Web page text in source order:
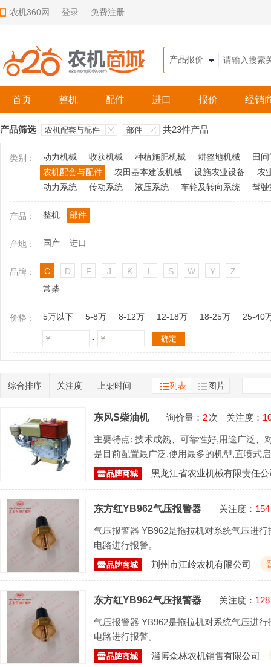
农机360网 登录 免费注册
首页 整机 配件 进口 报价 经销
产品筛选 农机配套与配件 部件 共23件产品
类别： 动力机械 收获机械 种植施肥机械 耕整地机械
田
农机配套与配件
农田基本建设机械 设施农业设备
农
动力系统
传动系统 液压系统 车轮及转向系统 驾驶
产品： 整机 部件
产地： 国产 进口
品牌： C D F J K L S W Y
Z
常柴
价格： 5万以下 5-8万 8-12万 12-18万 18-25万 25-40
-
综合排序 关注度 上架时间 列表 图片
东风S柴油机 询价量： 2次 关注度：
主要特点: 技术成熟、可靠性好,用途广泛、
是目前配置最广泛,使用最多的机型,直喷式
择. 主要用途: 小型拖黑龙江省农业机械有限责任公
东方红YB962气压报警器 关注度： 154
气压报警器 YB962是拖拉机对系统气压进
电路进行报警。
荆州市江岭农机有限公司
东方红YB962气压报警器 关注度： 128
气压报警器 YB962是拖拉机对系统气压进
电路进行报警。
淄博众林农机销售有限公司